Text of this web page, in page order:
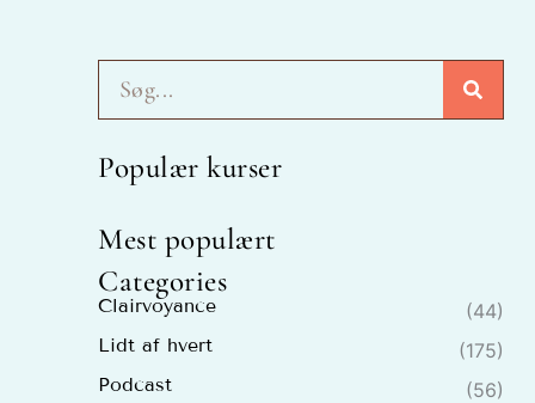
Populær kurser
Mest populært
Categories
Clairvoyance (44)
Lidt af hvert (175)
Podcast (56)